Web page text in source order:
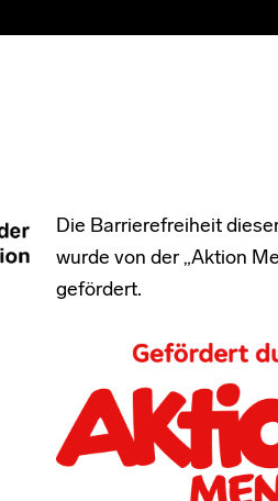
Die Barrierefreiheit
wurde von der „Aktion
gefördert.